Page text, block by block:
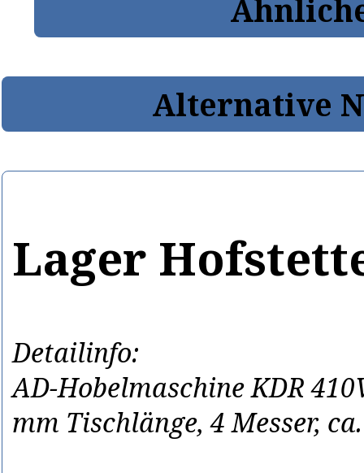
Alternative
Lager
Detailinfo:
AD-Hobelmaschine KDR
mm Tischlänge, 4 Messer,